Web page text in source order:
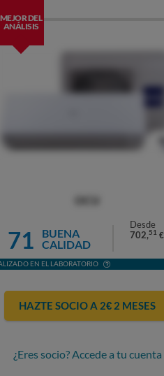
MEJOR DEL
ANÁLISIS
71
BUENA
CALIDAD
Desde
702,51 €
EN EL LABORATORIO
HAZTE SOCIO A 2€ 2 MESES
¿Eres socio? Accede a tu cuenta